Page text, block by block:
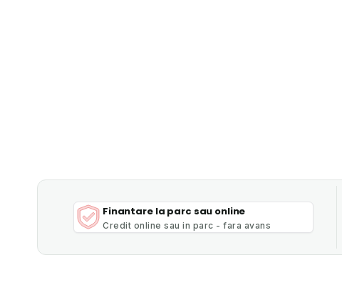
Finantare la parc sau online
Credit online sau in parc - fara avans